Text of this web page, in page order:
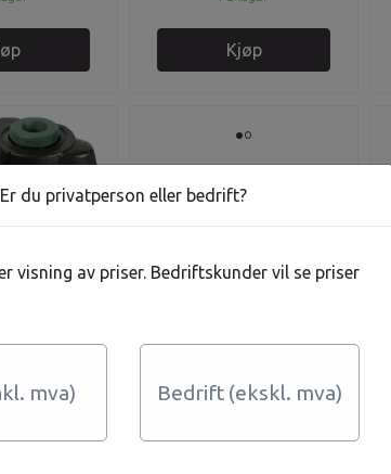
Kjøp
- outlet
Er du privatperson eller bedrift?
visning av priser. Bedriftskunder vil se priser
(inkl. mva) Bedrift (ekskl. mva)